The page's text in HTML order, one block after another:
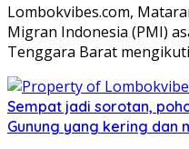
Lombokvibes.com,
Migran Indonesia (PMI)
Tenggara Barat
Sempat jadi sorotan,
Gunung yang kering dan